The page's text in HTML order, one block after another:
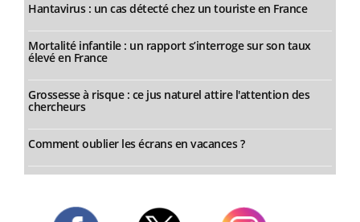
Hantavirus : un cas détecté chez un touriste en France
Mortalité infantile : un rapport s’interroge sur son taux
élevé en France
Grossesse à risque : ce jus naturel attire l'attention des
chercheurs
Comment oublier les écrans en vacances ?